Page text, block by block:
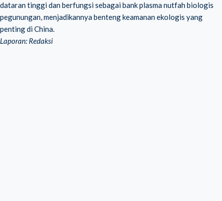
dataran tinggi dan berfungsi sebagai bank plasma nutfah biologis
pegunungan, menjadikannya benteng keamanan ekologis yang
penting di China.
Laporan: Redaksi